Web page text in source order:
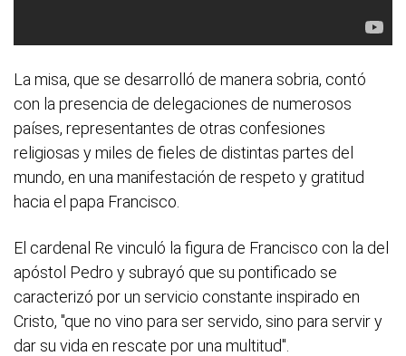
La misa, que se desarrolló de manera sobria, contó
con la presencia de delegaciones de numerosos
países, representantes de otras confesiones
religiosas y miles de fieles de distintas partes del
mundo, en una manifestación de respeto y gratitud
hacia el papa Francisco.
El cardenal Re vinculó la figura de Francisco con la del
apóstol Pedro y subrayó que su pontificado se
caracterizó por un servicio constante inspirado en
Cristo, "que no vino para ser servido, sino para servir y
dar su vida en rescate por una multitud".